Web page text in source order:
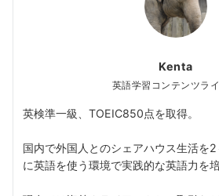
Kenta
英語学習コンテンツラ
英検準一級、TOEIC850点を取得。
国内で外国人とのシェアハウス生活を
に英語を使う環境で実践的な英語力を培